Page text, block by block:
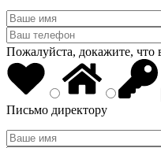
Пожалуйста, докажите, что
Письмо директору